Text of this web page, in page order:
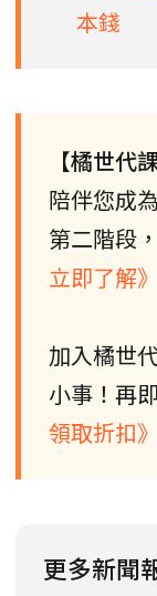
本錢
【橘世代
陪伴您成
第二階段
立即了解
加入橘世
小事！再
領取折扣
更多新聞